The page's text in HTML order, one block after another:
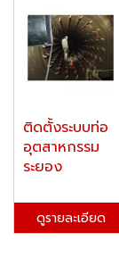
ติดตั้งระบบท่อ
อุตสาหกรรม
ระยอง
ดูรายละเอียด